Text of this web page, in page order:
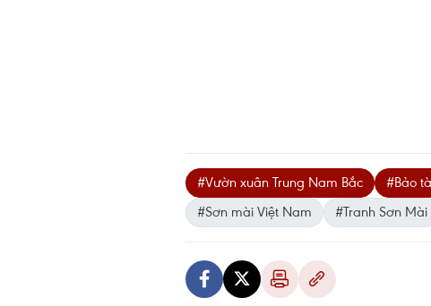
#Vườn xuân Trung Nam Bắc #Bảo
#Sơn mài Việt Nam
#Tranh Sơn Mài